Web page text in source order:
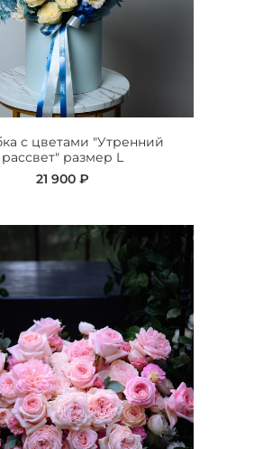
с цветами "Утренний
рассвет" размер L
21 900 ₽